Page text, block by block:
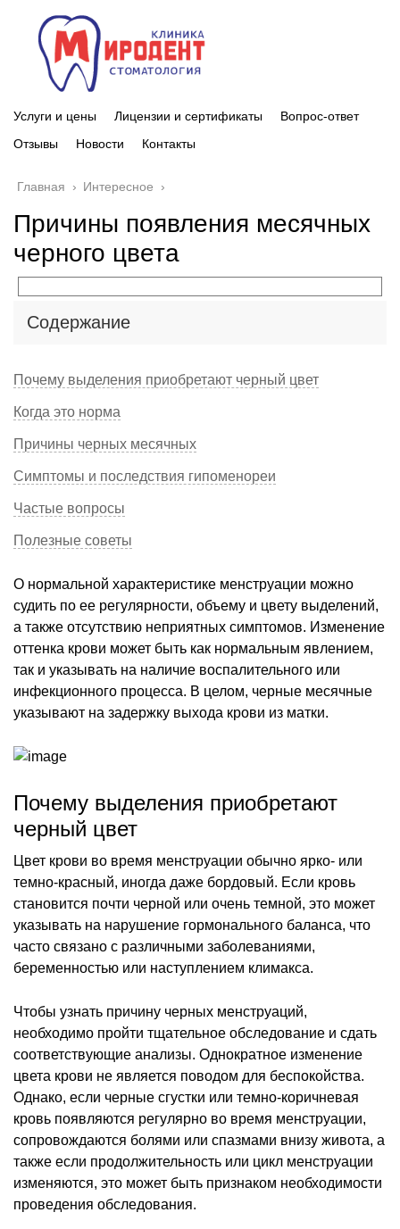
Услуги и цены Лицензии и сертификаты
Вопрос-ответ
Отзывы
Новости Контакты
Главная › Интересное ›
Причины появления месячных
черного цвета
Содержание
Почему выделения приобретают черный цвет
Когда это норма
Причины черных месячных
Симптомы и последствия гипоменореи
Частые вопросы
Полезные советы
О нормальной характеристике менструации можно
судить по ее регулярности, объему и цвету выделений,
а также отсутствию неприятных симптомов. Изменение
оттенка крови может быть как нормальным явлением,
так и указывать на наличие воспалительного или
инфекционного процесса. В целом, черные месячные
указывают на задержку выхода крови из матки.
Почему выделения приобретают
черный цвет
Цвет крови во время менструации обычно ярко- или
темно-красный, иногда даже бордовый. Если кровь
становится почти черной или очень темной, это может
указывать на нарушение гормонального баланса, что
часто связано с различными заболеваниями,
беременностью или наступлением климакса.
Чтобы узнать причину черных менструаций,
необходимо пройти тщательное обследование и сдать
соответствующие анализы. Однократное изменение
цвета крови не является поводом для беспокойства.
Однако, если черные сгустки или темно-коричневая
кровь появляются регулярно во время менструации,
сопровождаются болями или спазмами внизу живота, а
также если продолжительность или цикл менструации
изменяются, это может быть признаком необходимости
проведения обследования.